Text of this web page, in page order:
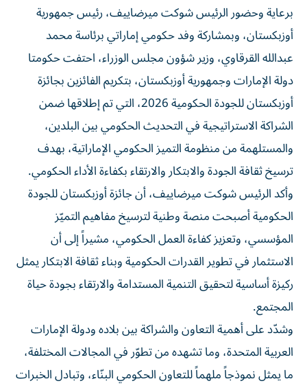
برعاية وحضور الرئيس شوكت ميرضاييف، رئيس جمهورية
أوزبكستان، وبمشاركة وفد حكومي إماراتي برئاسة محمد
عبدالله القرقاوي، وزير شؤون مجلس الوزراء، احتفت حكومتا
دولة الإمارات وجمهورية أوزبكستان، بتكريم الفائزين بجائزة
أوزبكستان للجودة الحكومية 2026، التي تم إطلاقها ضمن
الشراكة الاستراتيجية في التحديث الحكومي بين البلدين،
والمستلهمة من منظومة التميز الحكومي الإماراتية، بهدف
ترسيخ ثقافة الجودة والابتكار والارتقاء بكفاءة الأداء الحكومي.
وأكد الرئيس شوكت ميرضاييف، أن جائزة أوزبكستان للجودة
الحكومية أصبحت منصة وطنية لترسيخ مفاهيم التميّز
المؤسسي، وتعزيز كفاءة العمل الحكومي، مشيراً إلى أن
الاستثمار في تطوير القدرات الحكومية وبناء ثقافة الابتكار يمثل
ركيزة أساسية لتحقيق التنمية المستدامة والارتقاء بجودة حياة
المجتمع.
وشدّد على أهمية التعاون والشراكة بين بلاده ودولة الإمارات
العربية المتحدة، وما تشهده من تطوّر في المجالات المختلفة،
ما يمثل نموذجاً ملهماً للتعاون الحكومي البنّاء، وتبادل الخبرات